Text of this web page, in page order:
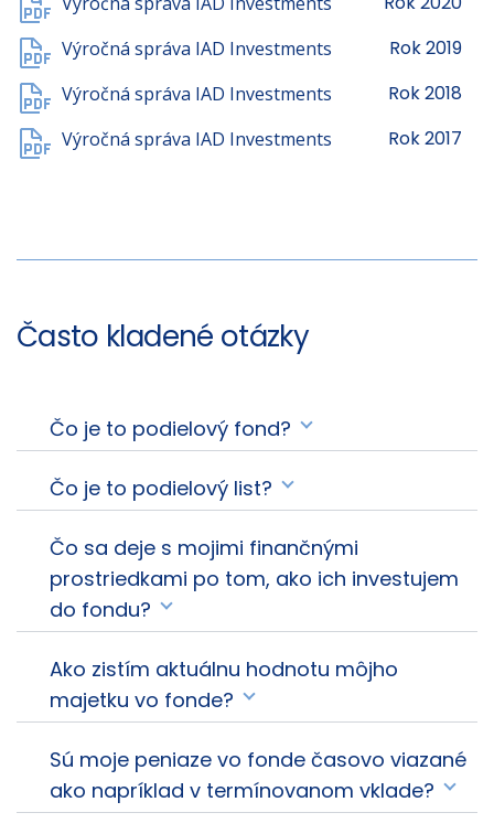
Výročná správa IAD Investments Rok 2019
Výročná správa IAD Investments Rok 2018
Výročná správa IAD Investments Rok 2017
Často kladené otázky
Čo je to podielový fond?
Čo je to podielový list?
Čo sa deje s mojimi finančnými
prostriedkami po tom, ako ich investujem
do fondu?
Ako zistím aktuálnu hodnotu môjho
majetku vo fonde?
Sú moje peniaze vo fonde časovo viazané
ako napríklad v termínovanom vklade?